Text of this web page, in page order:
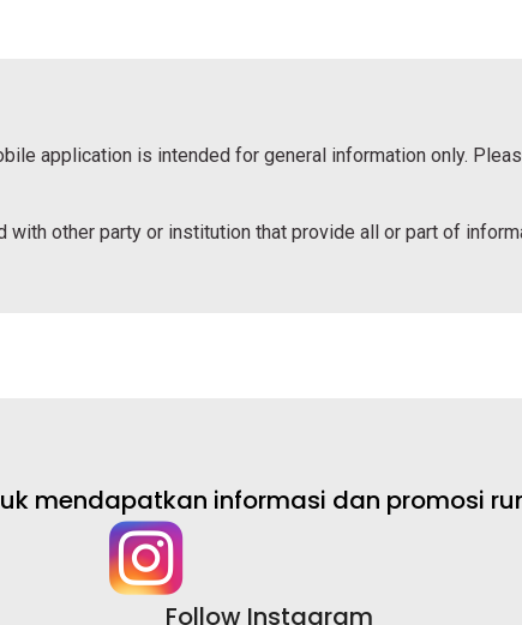
application is intended for general information only.
other party or institution that provide all or part of
mendapatkan informasi dan promosi
Follow Instagram